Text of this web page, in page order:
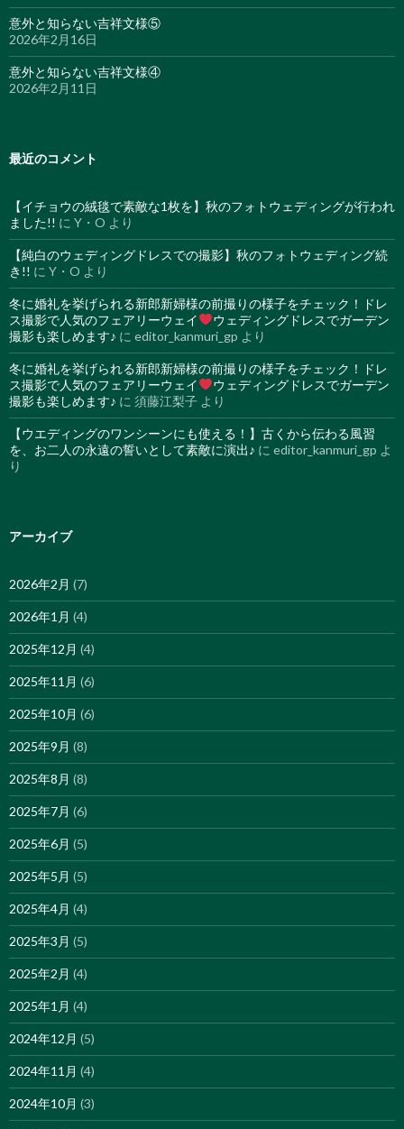
意外と知らない吉祥文様⑤
2026年2月16日
意外と知らない吉祥文様④
2026年2月11日
最近のコメント
【イチョウの絨毯で素敵な1枚を】秋のフォトウェディングが行われ
ました!! に Y・O より
【純白のウェディングドレスでの撮影】秋のフォトウェディング続
き!! に Y・O より
冬に婚礼を挙げられる新郎新婦様の前撮りの様子をチェック！ドレ
ス撮影で人気のフェアリーウェイ
ウェディングドレスでガーデン
撮影も楽しめます♪ に editor_kanmuri_gp より
冬に婚礼を挙げられる新郎新婦様の前撮りの様子をチェック！ドレ
ス撮影で人気のフェアリーウェイ
ウェディングドレスでガーデン
撮影も楽しめます♪ に 須藤江梨子 より
【ウエディングのワンシーンにも使える！】古くから伝わる風習
を、お二人の永遠の誓いとして素敵に演出♪ に editor_kanmuri_gp よ
り
アーカイブ
2026年2月 (7)
2026年1月 (4)
2025年12月 (4)
2025年11月 (6)
2025年10月 (6)
2025年9月 (8)
2025年8月 (8)
2025年7月 (6)
2025年6月 (5)
2025年5月 (5)
2025年4月 (4)
2025年3月 (5)
2025年2月 (4)
2025年1月 (4)
2024年12月 (5)
2024年11月 (4)
2024年10月 (3)